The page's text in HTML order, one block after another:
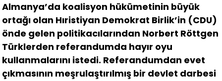
Almanya’da koalisyon hükümetinin büyük
ortağı olan Hıristiyan Demokrat Birlik’in (CDU)
önde gelen politikacılarından Norbert Röttgen
Türklerden referandumda hayır oyu
kullanmalarını istedi. Referandumdan evet
çıkmasının meşrulaştırılmış bir devlet darbesi